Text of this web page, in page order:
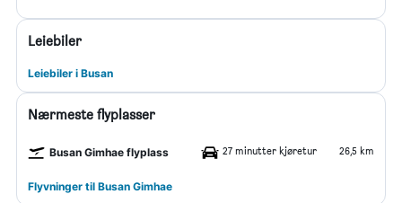
Leiebiler
Leiebiler i Busan
Nærmeste flyplasser
Busan Gimhae flyplass 27 minutter kjøretur 26,5 km
Flyvninger til Busan Gimhae